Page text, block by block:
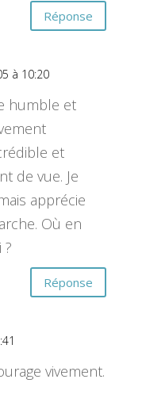
Réponse
à 10:20
humble et
et
de vue. Je
apprécie
Où en
?
Réponse
vivement.